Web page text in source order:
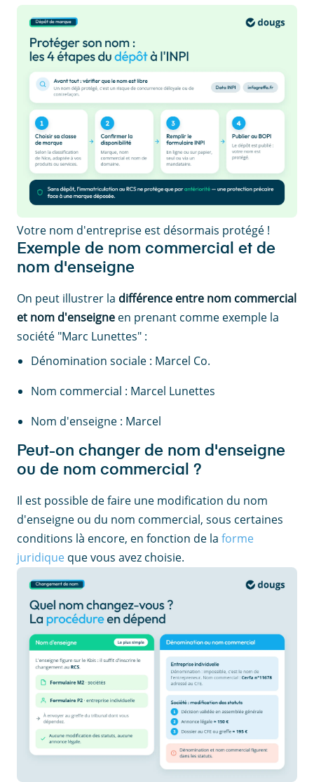
Votre nom d'entreprise est désormais protégé !
Exemple de nom commercial et de
nom d'enseigne
On peut illustrer la différence entre nom commercial
et nom d'enseigne en prenant comme exemple la
société "Marc Lunettes" :
Dénomination sociale : Marcel Co.
Nom commercial : Marcel Lunettes
Nom d'enseigne : Marcel
Peut-on changer de nom d'enseigne
ou de nom commercial ?
Il est possible de faire une modification du nom
d'enseigne ou du nom commercial, sous certaines
conditions là encore, en fonction de la forme
juridique que vous avez choisie.